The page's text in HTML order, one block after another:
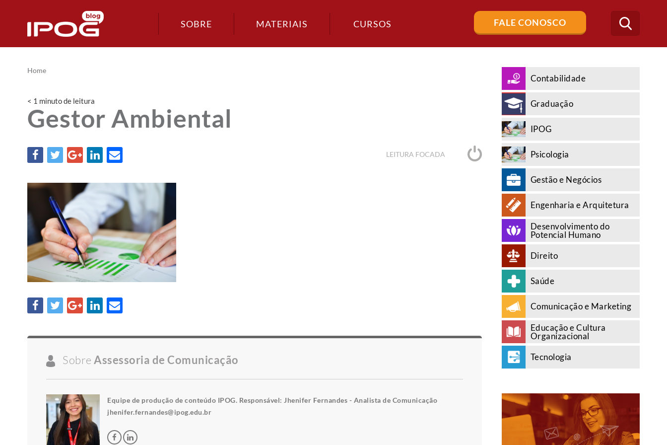
SOBRE MATERIAIS CURSOS FALE CONOSCO
Buscar
no
blog
Home
< 1 minutode leitura
Gestor Ambiental
LEITURA FOCADA
Sobre Assessoria de Comunicação
Equipe de produção de conteúdo IPOG. Responsável: Jhenifer Fernandes - Analista de Comunicação
jhenifer.fernandes@ipog.edu.br
Contabilidade
Graduação
IPOG
Psicologia
Gestão e Negócios
Engenharia e Arquitetura
Desenvolvimento do
Potencial Humano
Direito
Saúde
Comunicação e Marketing
Educação e Cultura
Organizacional
Tecnologia